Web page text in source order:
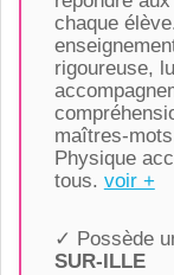
chaque
rigoureuse,
maîtres-
Physique
tous. voir +
✓ Possède
SUR-ILLE